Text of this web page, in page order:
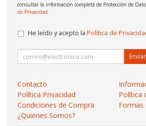
consultar la información completa de Protección de
de Privacidad.
He leído y acepto la Política de
Enviar
Contacto
Política Privacidad
Política
Condiciones de Compra
Formas
¿Quienes Somos?